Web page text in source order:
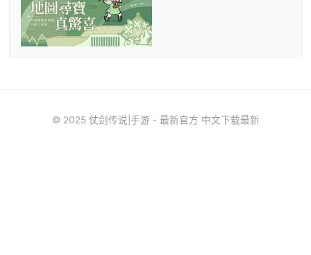
© 2025 仗剑传说|手游 - 最新官方 中文下载最新